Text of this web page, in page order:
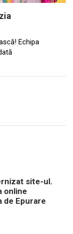
Echipa
site-ul.
online
de Epurare